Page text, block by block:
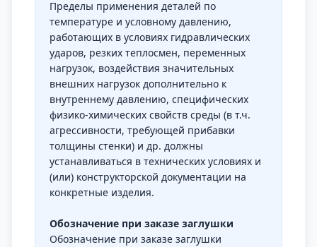
Пределы применения деталей по
температуре и условному давлению,
работающих в условиях гидравлических
ударов, резких теплосмен, переменных
нагрузок, воздействия значительных
внешних нагрузок дополнительно к
внутреннему давлению, специфических
физико-химических свойств среды (в т.ч.
агрессивности, требующей прибавки
толщины стенки) и др. должны
устанавливаться в технических условиях и
(или) конструкторской документации на
конкретные изделия.
Обозначение при заказе заглушки
Обозначение при заказе заглушки